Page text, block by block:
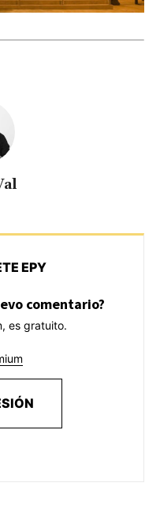
EPY
comentario?
es gratuito.